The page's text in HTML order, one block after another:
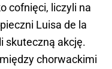
cofnięci, liczyli na
Luisa de la
skuteczną akcję.
chorwackimi